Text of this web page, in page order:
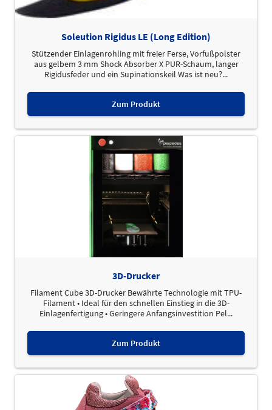
Soleution Rigidus LE (Long Edition)
Stützender Einlagenrohling mit freier Ferse, Vorfußpolster
aus gelbem 3 mm Shock Absorber X PUR-Schaum, langer
Rigidusfeder und ein Supinationskeil Was ist neu?...
Zum Produkt
3D-Drucker
Filament Cube 3D-Drucker Bewährte Technologie mit TPU-
Filament • Ideal für den schnellen Einstieg in die 3D-
Einlagenfertigung • Geringere Anfangsinvestition Pel...
Zum Produkt